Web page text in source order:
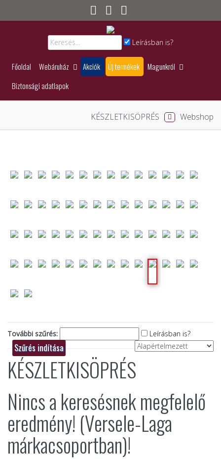
Leírásban is?
Főoldal Webáruház Akciók Új termékek
Magunkról
Biztonsági adatlapok
Webshop
KÉSZLETKISÖPRÉS
További szűrés: Leírásban is?
KÉSZLETKISÖPRÉS
Nincs a keresésnek megfelelő
eredmény! (Versele-Laga
márkacsoportban)!